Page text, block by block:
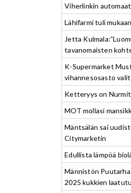
Viherlinkin
Lähifarmi tuli
Jetta
tavanomaisten
K-Supermarket
vihannesosasto
Ketteryys on
MOT mollasi
Mäntsälän sai
Citymarketin
Edullista lämpöä
Männistön
2025 kukkien